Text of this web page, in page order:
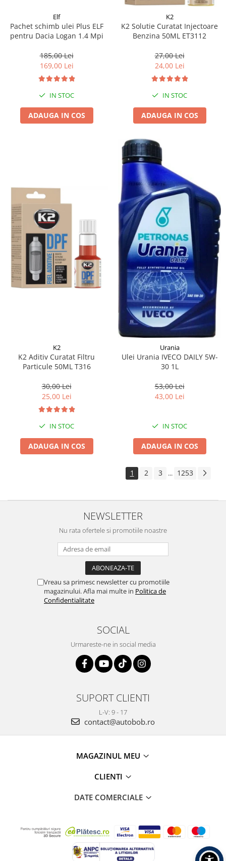
Elf
Pachet schimb ulei Plus ELF
pentru Dacia Logan 1.4 Mpi
185,00 Lei
169,00 Lei
IN STOC
ADAUGA IN COS
K2
K2 Solutie Curatat Injectoare
Benzina 50ML ET3112
27,00 Lei
24,00 Lei
IN STOC
ADAUGA IN COS
K2
K2 Aditiv Curatat Filtru
Particule 50ML T316
30,00 Lei
25,00 Lei
IN STOC
ADAUGA IN COS
Urania
Ulei Urania IVECO DAILY 5W-
30 1L
53,00 Lei
43,00 Lei
IN STOC
ADAUGA IN COS
1 2 3 ... 1253
NEWSLETTER
Nu rata ofertele si promotiile noastre
Vreau sa primesc newsletter cu promotiile
magazinului. Afla mai multe in Politica de
Confidentialitate
SOCIAL
Urmareste-ne in social media
SUPORT CLIENTI
L-V: 9 - 17
contact@autobob.ro
MAGAZINUL MEU
CLIENTI
DATE COMERCIALE